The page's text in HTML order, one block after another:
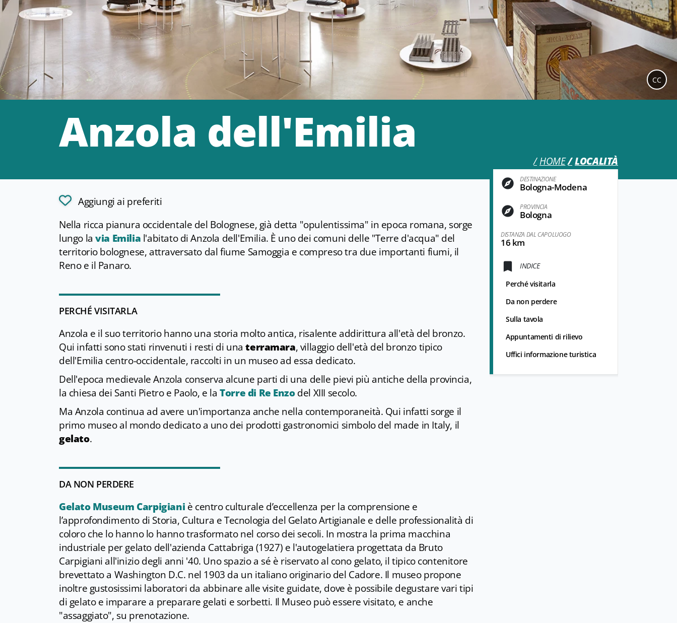
Anzola dell'Emilia
HOME LOCALITÀ
CC
DESTINAZIONE
Bologna-Modena
PROVINCIA
Bologna
DISTANZA DAL CAPOLUOGO
16 km
INDICE
Perché visitarla
Da non perdere
Sulla tavola
Appuntamenti di rilievo
Uffici informazione turistica
Aggiungi ai preferiti
Nella ricca pianura occidentale del Bolognese, già detta "opulentissima" in epoca romana, sorge
lungo lavia Emilia l'abitato di Anzola dell'Emilia. È uno dei comuni delle "Terre d'acqua" del
territorio bolognese, attraversato dal fiume Samoggia e compreso tra due importanti fiumi, il
Reno e il Panaro.
PERCHÉ VISITARLA
Anzola e il suo territorio hanno una storia molto antica, risalente addirittura all'età del bronzo.
Qui infatti sono stati rinvenuti i resti di unaterramara, villaggio dell'età del bronzo tipico
dell'Emilia centro-occidentale, raccolti in un museo ad essa dedicato.
Dell'epoca medievale Anzola conserva alcune parti di una delle pievi più antiche della provincia,
la chiesa dei Santi Pietro e Paolo, e laTorre di Re Enzodel XIII secolo.
Ma Anzola continua ad avere un'importanza anche nella contemporaneità. Qui infatti sorge il
primo museo al mondo dedicato a uno dei prodotti gastronomici simbolo del made in Italy, il
gelato.
DA NON PERDERE
Gelato Museum Carpigiani è centro culturale d’eccellenza per la comprensione e
l’approfondimento di Storia, Cultura e Tecnologia del Gelato Artigianale e delle professionalità di
coloro che lo hanno lo hanno trasformato nel corso dei secoli. In mostra la prima macchina
industriale per gelato dell'azienda Cattabriga (1927) e l'autogelatiera progettata da Bruto
Carpigiani all'inizio degli anni '40. Uno spazio a sé è riservato al cono gelato, il tipico contenitore
brevettato a Washington D.C. nel 1903 da un italiano originario del Cadore. Il museo propone
inoltre gustosissimi laboratori da abbinare alle visite guidate, dove è possibile degustare vari tipi
di gelato e imparare a preparare gelati e sorbetti. Il Museo può essere visitato, e anche
"assaggiato", su prenotazione.